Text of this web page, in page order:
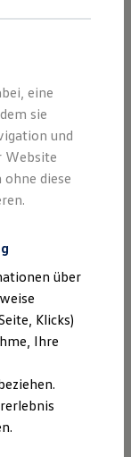
eine
sie
und
Website
diese
über
Klicks)
Ihre